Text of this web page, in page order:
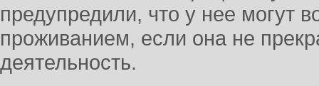
предупредили, что у нее могут
проживанием, если она не
деятельность.